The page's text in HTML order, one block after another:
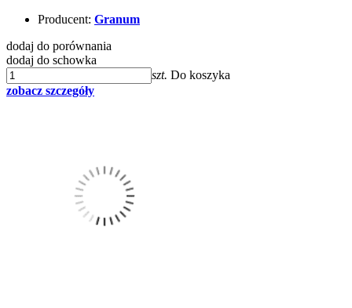
Producent: Granum
dodaj do porównania
dodaj do schowka
szt. Do koszyka
zobacz szczegóły